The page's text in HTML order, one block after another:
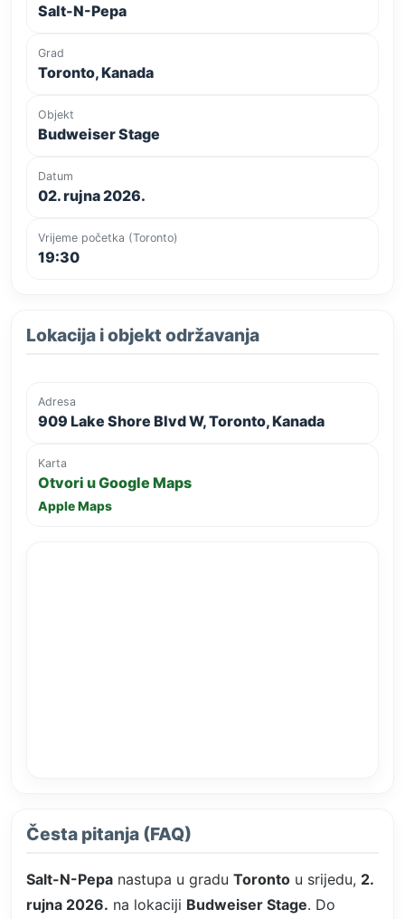
Salt-N-Pepa
Grad
Toronto, Kanada
Objekt
Budweiser Stage
Datum
02. rujna 2026.
Vrijeme početka (Toronto)
19:30
Lokacija i objekt održavanja
Adresa
909 Lake Shore Blvd W, Toronto, Kanada
Karta
Otvori u Google Maps
Apple Maps
Česta pitanja (FAQ)
Salt-N-Pepa nastupa u gradu Toronto u srijedu, 2.
rujna 2026. na lokaciji Budweiser Stage. Do